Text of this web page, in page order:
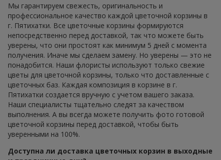
Мы гарантируем свежесть, оригинальность и
профессиональное качество каждой цветочной корзины в
г. Пятихатки. Все цветочные корзины формируются
непосредственно перед доставкой, так что можете быть
уверены, что они простоят как минимум 5 дней с момента
получения. Иначе мы сделаем замену. Но уверены — это не
понадобится. Наши флористы используют только свежие
цветы для цветочной корзины, только что доставленные с
цветочных баз. Каждая композиция в корзине в г.
Пятихатки создается вручную с учетом вашего заказа.
Наши специалисты тщательно следят за качеством
выполнения. А вы всегда можете получить фото готовой
цветочной корзины перед доставкой, чтобы быть
уверенными на 100%.
Доступна ли доставка цветочных корзин в выходные